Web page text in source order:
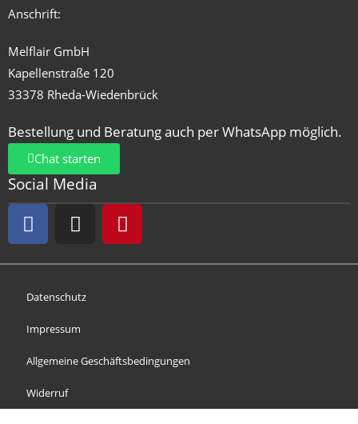
Anschrift:
Melflair GmbH
Kapellenstraße 120
33378 Rheda-Wiedenbrück
Bestellung und Beratung auch per WhatsApp möglich.
Chat starten
Social Media
Datenschutz
Impressum
Allgemeine Geschäftsbedingungen
Widerruf